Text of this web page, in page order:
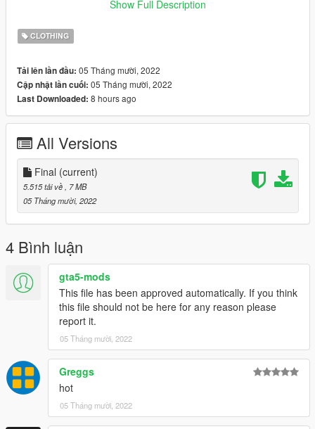
❗ You may not use this item in your clothing packs or for any
Show Full Description
CLOTHING
Tải lên lần đầu: 05 Tháng mười, 2022
Cập nhật lần cuối: 05 Tháng mười, 2022
Last Downloaded: 8 hours ago
All Versions
Final (current)
5.515 tải về, 7 MB
05 Tháng mười, 2022
4 Bình luận
gta5-mods
This file has been approved automatically. If you think
this file should not be here for any reason please
report it.
05 Tháng mười, 2022
Greggs
hot
05 Tháng mười, 2022